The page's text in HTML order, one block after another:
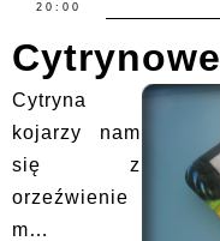
20:00
Cytryna
kojarzy nam
się z
orzeźwienie
m…